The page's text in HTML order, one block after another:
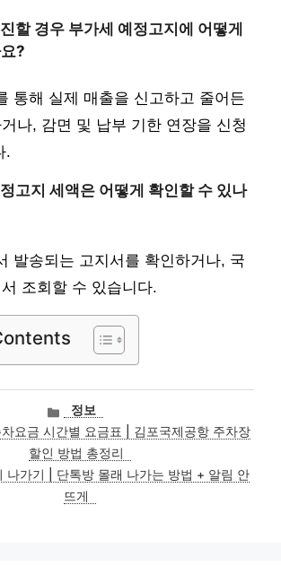
할 경우 부가세 예정고지에 어떻게
?
통해 실제 매출을 신고하고 줄어든
나, 감면 및 납부 기한 연장을 신청
.
고지 세액은 어떻게 확인할 수 있나
발송되는 고지서를 확인하거나, 국
조회할 수 있습니다.
카
테
고
리
정보
요금 시간별 요금표 | 김포국제공항 주차장
할인 방법 총정리
나가기 | 단톡방 몰래 나가는 방법 + 알림 안
뜨게